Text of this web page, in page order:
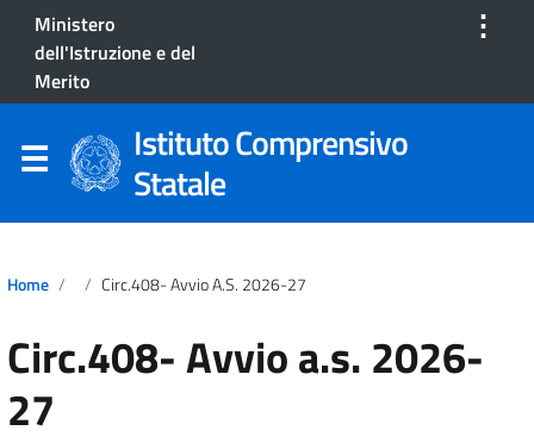
Ministero
dell'Istruzione e del
Merito
⋮
Istituto Comprensivo
Statale
Home Circ.408- Avvio A.s. 2026-27
Circ.408- Avvio a.s. 2026-
27